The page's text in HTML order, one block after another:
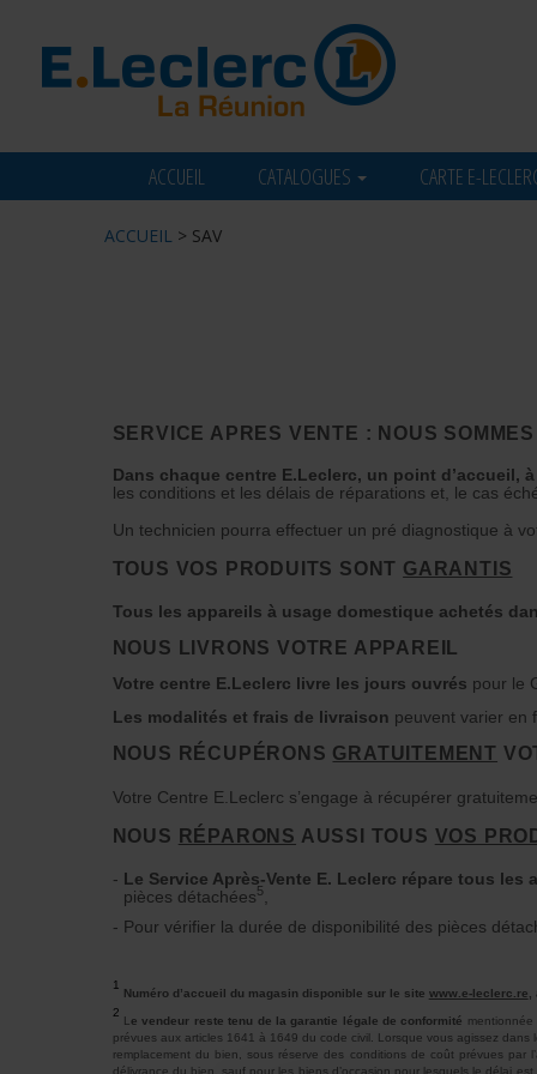
ACCUEIL CATALOGUES CARTE E-
ACCUEIL > SAV
SERVICE APRES VENTE : NOUS
Dans chaque centre E.Leclerc, un point
les conditions et les délais de réparations et, le cas
Un technicien pourra effectuer un pré diagnostique à
TOUS VOS PRODUITS SONT GARANTIS
Tous les appareils à usage domestique achetés
NOUS LIVRONS VOTRE APPAREIL
Votre centre E.Leclerc livre les jours ouvrés pour le
Les modalités et frais de livraison peuvent varier en
NOUS RÉCUPÉRONS GRATUITEMENT
Votre Centre E.Leclerc s’engage à récupérer
NOUS RÉPARONS AUSSI TOUS VOS
Le Service Après-Vente E. Leclerc répare tous
pièces détachées5
Pour vérifier la durée de disponibilité des pièces
Numéro d’accueil du magasin disponible sur le site www.e-leclerc.re
Le vendeur reste tenu de la garantie légale de conformité
prévues aux articles 1641 à 1649 du code civil. Lorsque vous agissez
remplacement du bien, sous réserve des conditions de coût prévues
délivrance du bien, sauf pour les biens d’occasion pour lesquels le délai